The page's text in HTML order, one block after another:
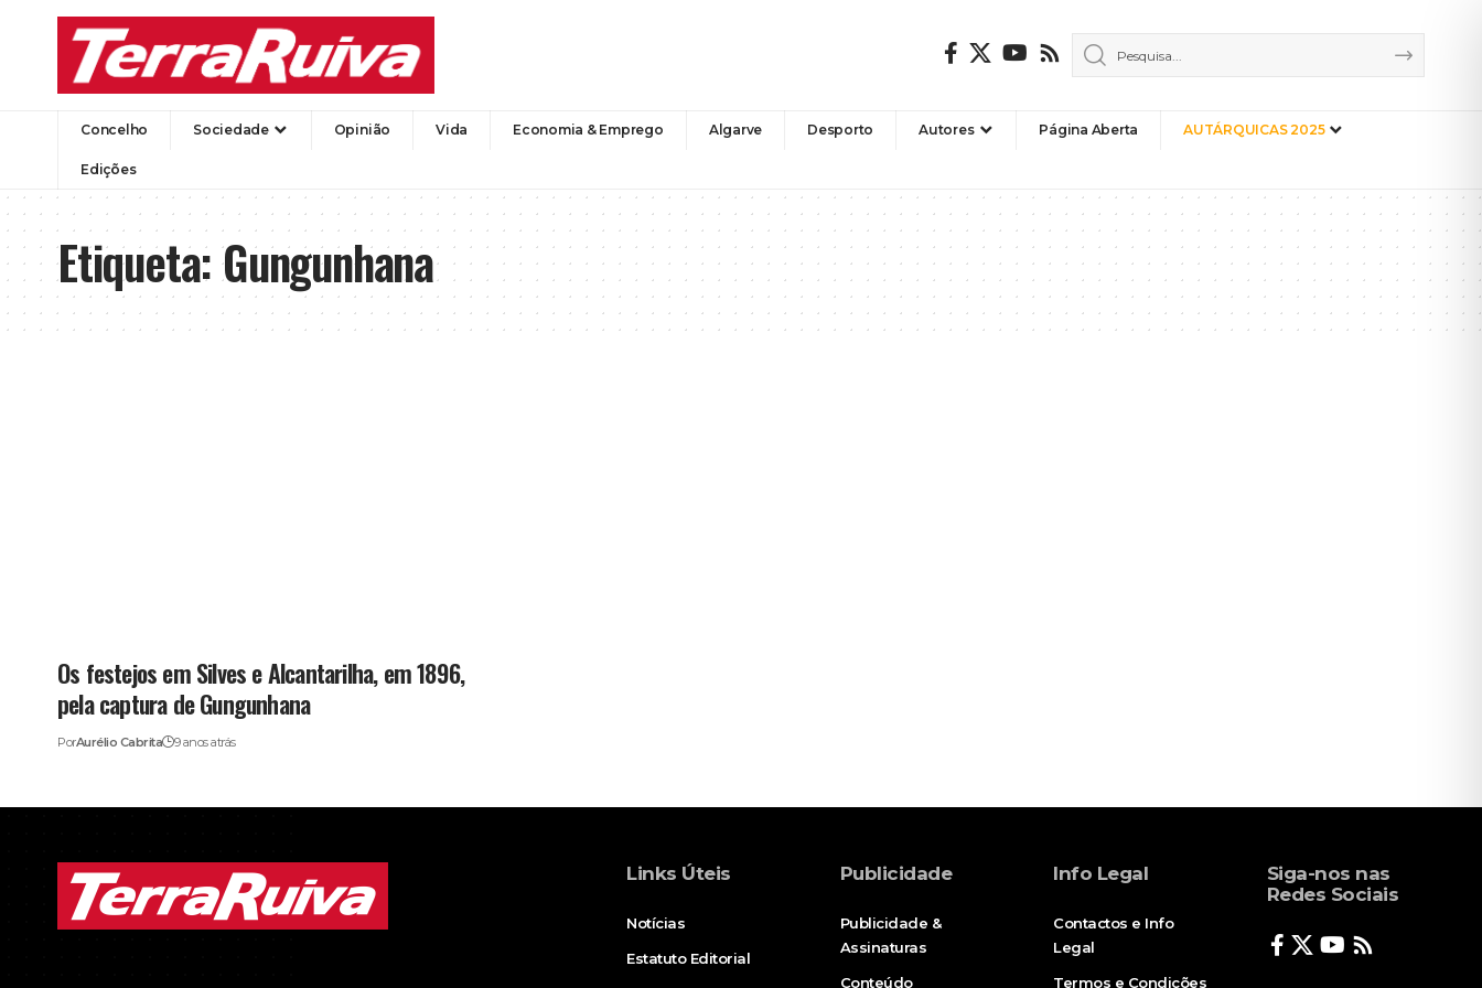
Concelho Sociedade Opinião Vida Economia & Emprego Algarve Desporto Autores Página Aberta AUTÁRQUICAS 2025
Edições
Etiqueta:Gungunhana
Os festejos em Silves e Alcantarilha, em 1896,
pela captura de Gungunhana
PorAurélio Cabrita 9 anos atrás
Links Úteis
Notícias
Estatuto Editorial
Publicidade
Publicidade &
Assinaturas
Conteúdo
Info Legal
Contactos e Info
Legal
Termos e Condições
Siga-nos nas
Redes Sociais